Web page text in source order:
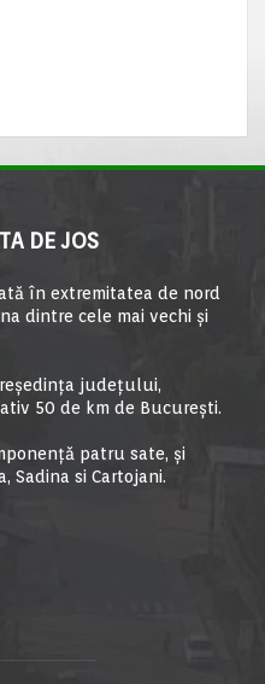
DE JOS
în extremitatea de nord
dintre cele mai vechi şi
judeţului,
50 de km de Bucureşti.
patru sate, și
Sadina si Cartojani.